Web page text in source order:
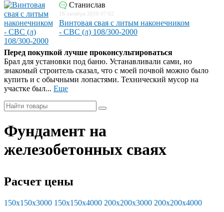
Станислав
18 октября 2018 07:02
Винтовая свая с литым наконечником
- СВС (л) 108/300-2000
Перед покупкой лучше проконсультироваться
Брал для установки под баню. Устанавливали сами, но
знакомый строитель сказал, что с моей почвой можно было
купить и с обычными лопастями. Технический мусор на
участке был... Еще
Фундамент на
железобетонных сваях
Расчет цены
150х150х3000 150х150х4000 200х200х3000 200х200х4000